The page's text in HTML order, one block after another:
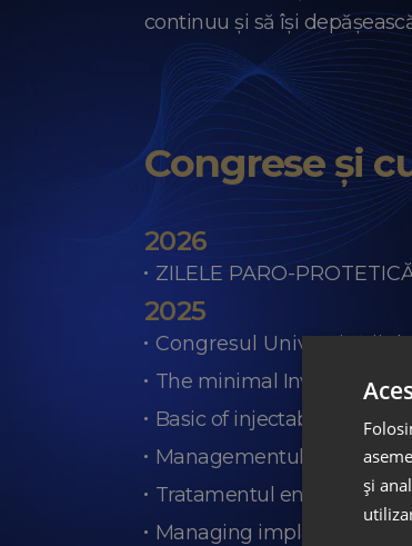
continuu și să își
Congrese și
2026
ZILELE PARO-
2025
Congresul Universității
The minimal Invasive
Basic of injectable
Managementul
Tratamentul endodontic în
Managing implant
și